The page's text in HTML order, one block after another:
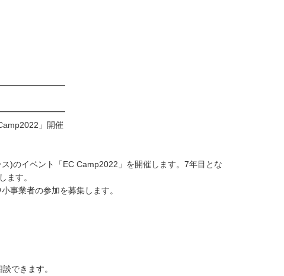
」開催
)のイベント「EC Camp2022」を開催します。7年目とな
ます。
事業者の参加を募集します。
できます。